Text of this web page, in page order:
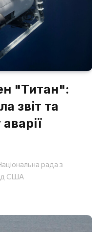
"Титан":
звіт та
рада з
США